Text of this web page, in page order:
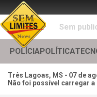
Sem
POLÍCIAPOLÍTICA
Três Lagoas, MS - 07 de
Não foi possível carregar